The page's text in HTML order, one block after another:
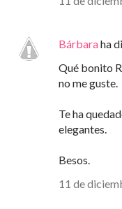
Bárbaraha
Qué bonito
no me guste.
Te ha
elegantes.
Besos.
11 de